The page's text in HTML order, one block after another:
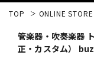
TOP ONLINE STORE
管楽器・吹奏楽器
正・カスタム）